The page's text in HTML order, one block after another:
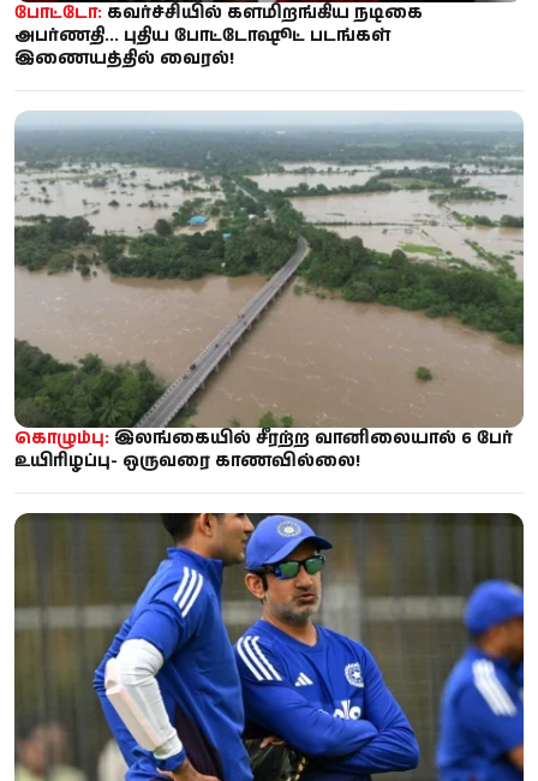
போட்டோ: கவர்ச்சியில் களமிறங்கிய நடிகை
அபர்ணதி... புதிய போட்டோஷூட் படங்கள்
இணையத்தில் வைரல்!
கொழும்பு: இலங்கையில் சீரற்ற வானிலையால் 6 பேர்
உயிரிழப்பு- ஒருவரை காணவில்லை!